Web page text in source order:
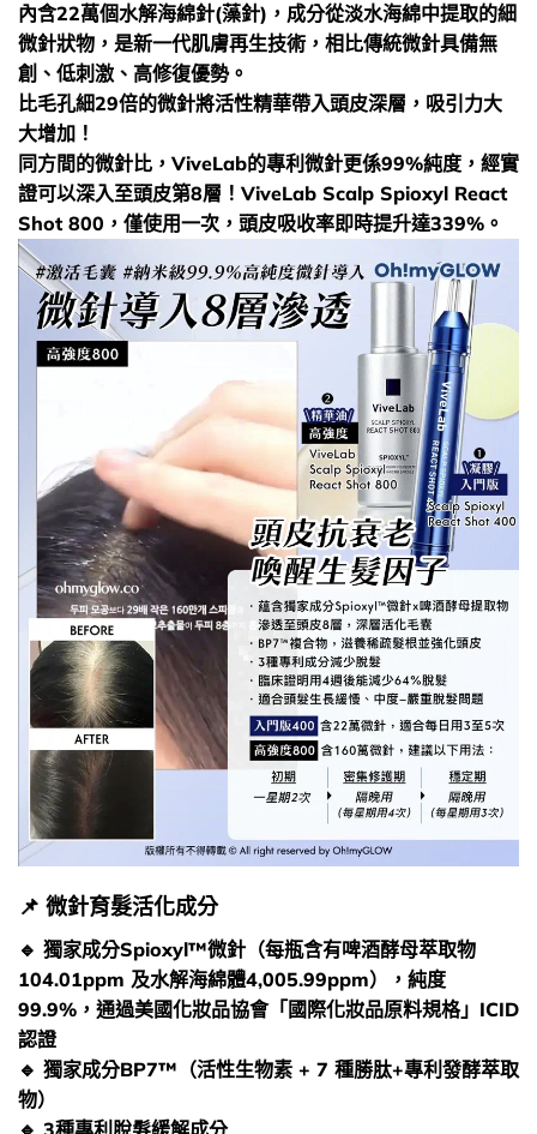
內含22萬個水解海綿針(藻針)，成分從淡水海綿中提取的細
微針狀物，是新一代肌膚再生技術，相比傳統微針具備無
創、低刺激、高修復優勢。
比毛孔細29倍的微針將活性精華帶入頭皮深層，吸引力大
大增加！
同方間的微針比，ViveLab的專利微針更係99%純度，經實
證可以深入至頭皮第8層！ViveLab Scalp Spioxyl React
Shot 800，僅使用一次，頭皮吸收率即時提升達339%。
📌​ 微針育髮活化成分
🔹 獨家成分Spioxyl™微針（每瓶含有啤酒酵母萃取物
104.01ppm 及水解海綿體4,005.99ppm），純度
99.9%，通過美國化妝品協會「國際化妝品原料規格」ICID
認證
🔹 獨家成分BP7™（活性生物素 + 7 種勝肽+專利發酵萃取
物）